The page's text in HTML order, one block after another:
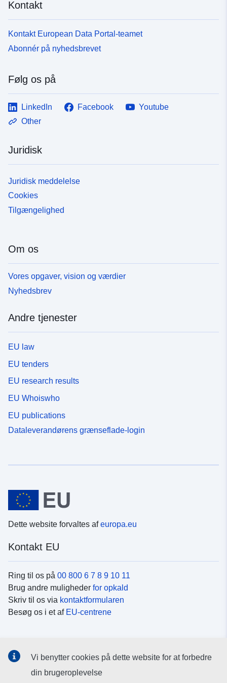
Kontakt
Kontakt European Data Portal-teamet
Abonnér på nyhedsbrevet
Følg os på
LinkedIn Facebook
Youtube
Other
Juridisk
Juridisk meddelelse
Cookies
Tilgængelighed
Om os
Vores opgaver, vision og værdier
Nyhedsbrev
Andre tjenester
EU law
EU tenders
EU research results
EU Whoiswho
EU publications
Dataleverandørens grænseflade-login
Dette website forvaltes afeuropa.eu
Kontakt EU
Ring til os på 00 800 6 7 8 9 10 11
Brug andre muligheder for opkald
Skriv til os via kontaktformularen
Besøg os i et af EU-centrene
Søg efter EU's sider påsociale medier
Vi benytter cookies på dette website for at forbedre
din brugeroplevelse